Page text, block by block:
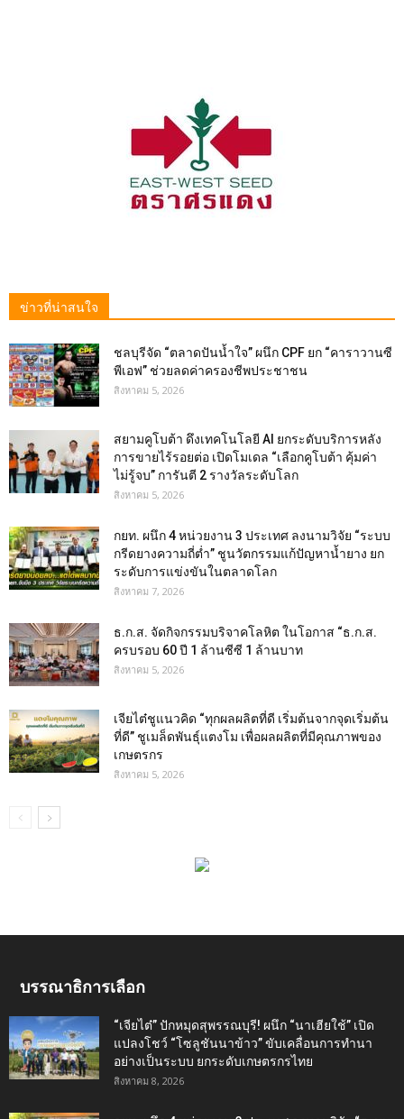
ข่าวที่น่าสนใจ
ชลบุรีจัด “ตลาดปันน้ำใจ” ผนึก CPF ยก “คาราวานซี
พีเอฟ” ช่วยลดค่าครองชีพประชาชน
สิงหาคม 5, 2026
สยามคูโบต้า ดึงเทคโนโลยี AI ยกระดับบริการหลัง
การขายไร้รอยต่อ เปิดโมเดล “เลือกคูโบต้า คุ้มค่า
ไม่รู้จบ” การันตี 2 รางวัลระดับโลก
สิงหาคม 5, 2026
กยท. ผนึก 4 หน่วยงาน 3 ประเทศ ลงนามวิจัย “ระบบ
กรีดยางความถี่ต่ำ” ชูนวัตกรรมแก้ปัญหาน้ำยาง ยก
ระดับการแข่งขันในตลาดโลก
สิงหาคม 7, 2026
ธ.ก.ส. จัดกิจกรรมบริจาคโลหิต ในโอกาส “ธ.ก.ส.
ครบรอบ 60 ปี 1 ล้านซีซี 1 ล้านบาท
สิงหาคม 5, 2026
เจียไต๋ชูแนวคิด “ทุกผลผลิตที่ดี เริ่มต้นจากจุดเริ่มต้น
ที่ดี” ชูเมล็ดพันธุ์แตงโม เพื่อผลผลิตที่มีคุณภาพของ
เกษตรกร
สิงหาคม 5, 2026
บรรณาธิการเลือก
“เจียไต๋” ปักหมุดสุพรรณบุรี! ผนึก “นาเฮียใช้” เปิด
แปลงโชว์ “โซลูชันนาข้าว” ขับเคลื่อนการทำนา
อย่างเป็นระบบ ยกระดับเกษตรกรไทย
สิงหาคม 8, 2026